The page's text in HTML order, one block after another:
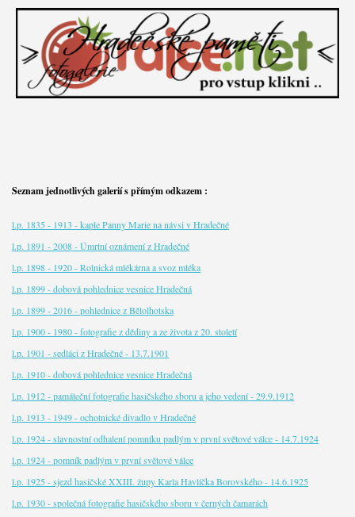
Seznam jednotlivých galerií s přímým odkazem :
l.p. 1835 - 1913 - kaple Panny Marie na návsi v Hradečné
l.p. 1891 - 2008 - Úmrtní oznámení z Hradečné
l.p. 1898 - 1920 - Rolnická mlékárna a svoz mléka
l.p. 1899 - dobová pohlednice vesnice Hradečná
l.p. 1899 - 2016 - pohlednice z Bělolhotska
l.p. 1900 - 1980 - fotografie z dědiny a ze života z 20. století
l.p. 1901 - sedláci z Hradečné - 13.7.1901
l.p. 1910 - dobová pohlednice vesnice Hradečná
l.p. 1912 - památeční fotografie hasičského sboru a jeho vedení - 29.9.1912
l.p. 1913 - 1949 - ochotnické divadlo v Hradečné
l.p. 1924 - slavnostní odhalení pomníku padlým v první světové válce - 14.7.1924
l.p. 1924 - pomník padlým v první světové válce
l.p. 1925 - sjezd hasičské XXIII. župy Karla Havlíčka Borovského - 14.6.1925
l.p. 1930 - společná fotografie hasičského sboru v černých čamarách